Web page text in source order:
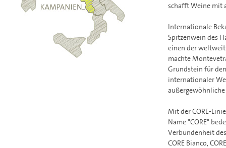
schafft Weine mit
Internationale
Spitzenwein des
einen der weltweit
machte
Grundstein für
internationaler
außergewöhnliche
Mit der CORE-
Name "CORE"
Verbundenheit
CORE Bianco,